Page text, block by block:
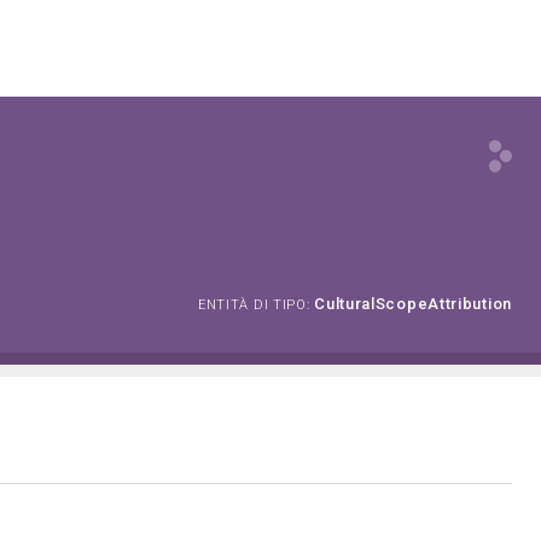
ENTITÀ DI TIPO: CulturalScopeAttribution